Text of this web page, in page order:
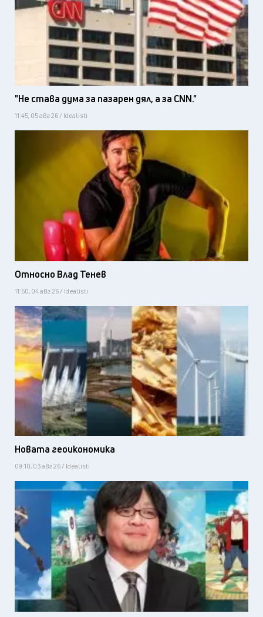
"Не става дума за пазарен дял, а за CNN."
11:45, 05 авг 26 / Idealisti
Относно Влад Тенев
11:50, 04 авг 26 / Idealisti
Новата геоикономика
09:10, 03 авг 26 / Idealisti